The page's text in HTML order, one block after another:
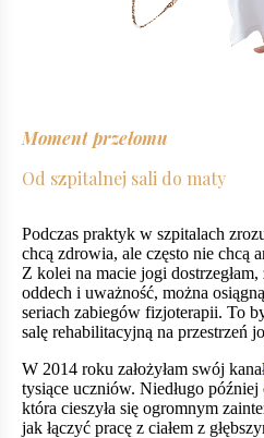
Moment przełomu
Od szpitalnej sali do maty
Podczas praktyk w szpitalach
chcą zdrowia, ale często nie chcą
Z kolei na macie jogi
oddech i uważność, można
seriach zabiegów fizjoterapii. To
salę rehabilitacyjną na przestrzeń
W 2014 roku założyłam swój
tysiące uczniów. Niedługo później
która cieszyła się ogromnym
jak łączyć pracę z ciałem z